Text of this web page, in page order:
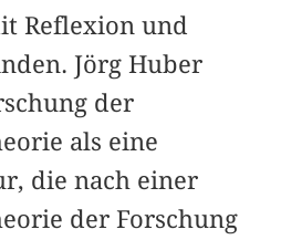
Reflexion und
Jörg Huber
der
als eine
die nach einer
der Forschung